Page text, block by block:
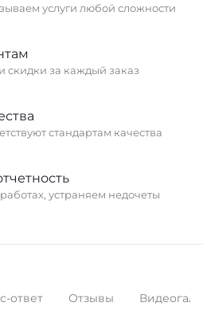
услуги любой сложности
скидки за каждый заказ
стандартам качества
устраняем недочеты
ответ Отзывы